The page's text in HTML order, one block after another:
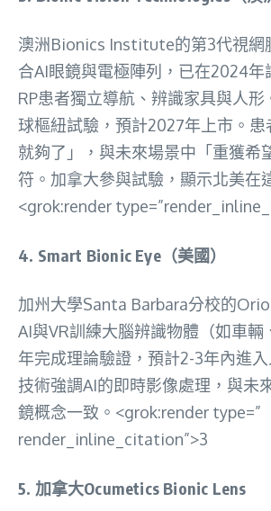
澳洲Bionics Institute的第3代視網
合AI眼鏡與電極陣列，已在2024年
RP患者獨立導航、辨識家具與人
球樞紐試驗，預計2027年上市。
就夠了」，與未來場景中「重獲希
符。加拿大參與試驗，顯示北美在
<grok:render
4. Smart Bionic Eye（美國）
加州大學Santa Barbara分校的
AI與VR訓練大腦辨識物體（如車
年完成理論驗證，預計2-3年內進
技術強調AI的即時影像處理，與未
鏡概念一致。<grok:render type=”
render_inline_citation”>3
5. 加拿大Ocumetics Bionic Lens